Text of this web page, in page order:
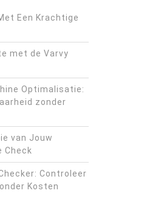
Een Krachtige
met de Varvy
Optimalisatie:
zonder
van Jouw
Check
Controleer
Kosten